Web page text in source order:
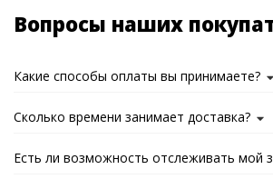
Вопросы наших
Какие способы оплаты вы принимаете?
Сколько времени занимает доставка?
Есть ли возможность отслеживать мой